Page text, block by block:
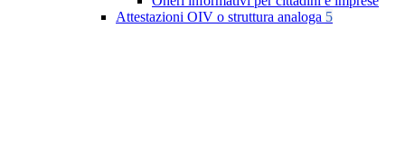
Attestazioni OIV o struttura analoga 5